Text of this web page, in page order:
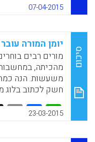
הרפלקציה
רפלקציה עצמית
להשפיע הן על
ההוראה שהם
מחקר כללי
מעשית שבמהלכה
שעה בשבוע.
קבוצת מקליטי-
שיעוריהם. הם
07-04-2015
סיכום
יומן המורה
מורים רבים
מהכיתה,
משעשות. הנה
חשק לכתוב בלוג
23-03-2015